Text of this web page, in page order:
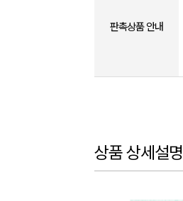
판촉상품 안내
상품 상세설명